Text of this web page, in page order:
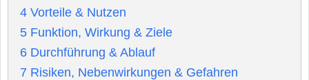
4 Vorteile & Nutzen
5 Funktion, Wirkung & Ziele
6 Durchführung & Ablauf
7 Risiken, Nebenwirkungen & Gefahren